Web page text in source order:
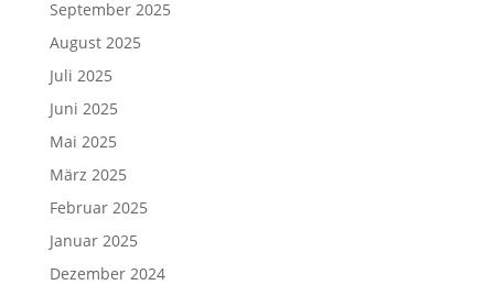
September 2025
August 2025
Juli 2025
Juni 2025
Mai 2025
März 2025
Februar 2025
Januar 2025
Dezember 2024